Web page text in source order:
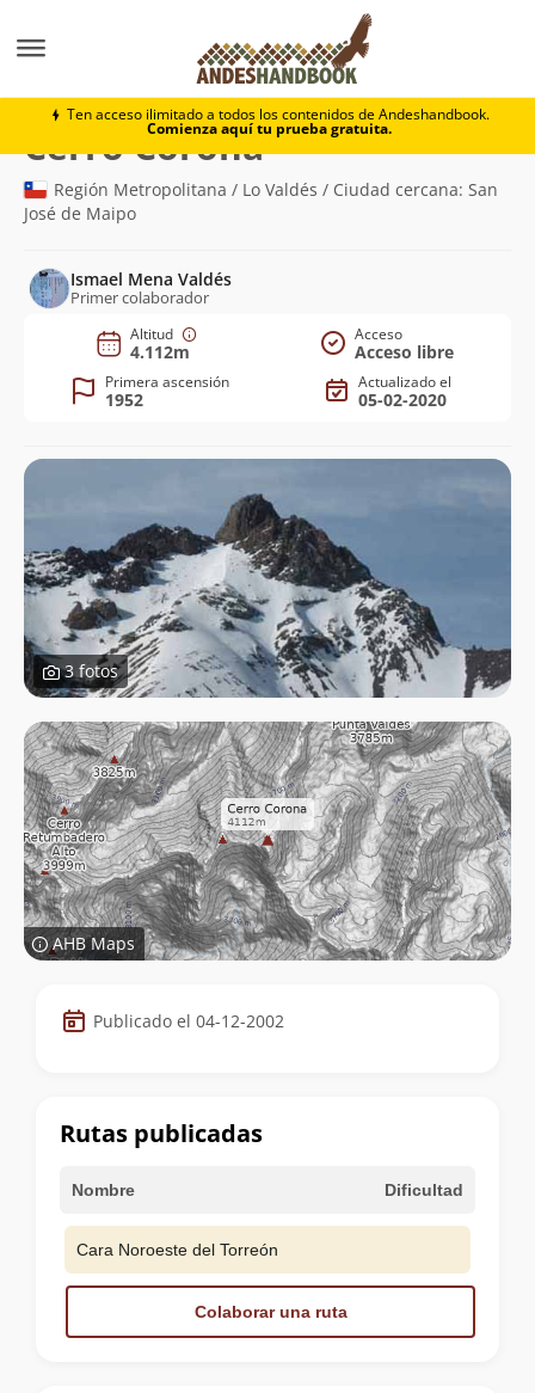
Ten acceso ilimitado a todos los contenidos de Andeshandbook.
Comienza aquí tu prueba gratuita.
Cerro Corona
Cerro Corona(4.112m)
Región Metropolitana / Lo Valdés / Ciudad cercana: San
José de Maipo
Ismael Mena Valdés
Primer colaborador
Altitud
4.112m
Acceso
Acceso libre
Primera ascensión
1952
Actualizado el
05-02-2020
3 fotos
AHB Maps
Datos
de
cumbre
Publicado el 04-12-2002
Rutas publicadas
Nombre Dificultad
Cara Noroeste del Torreón
Colaborar una ruta